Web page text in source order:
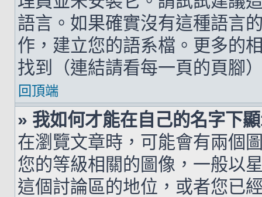
語言。如果確實沒有這種語言
作，建立您的語系檔。更多的
找到（連結請看每一頁的頁腳
回頂端
» 我如何才能在自己的名字下
在瀏覽文章時，可能會有兩個
您的等級相關的圖像，一般以
這個討論區的地位，或者您已